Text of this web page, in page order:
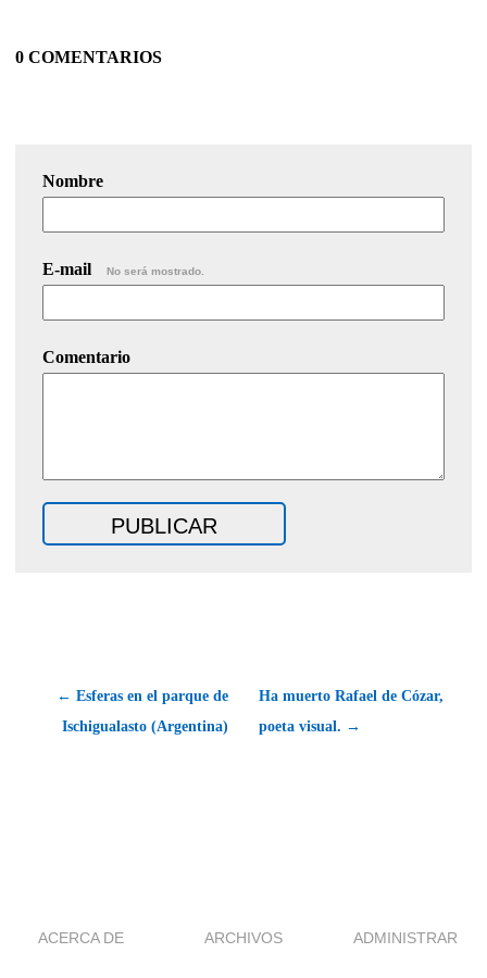
0 COMENTARIOS
Nombre
E-mail No será mostrado.
Comentario
← Esferas en el parque de
Ischigualasto (Argentina)
Ha muerto Rafael de Cózar,
poeta visual. →
ACERCA DE ARCHIVOS ADMINISTRAR